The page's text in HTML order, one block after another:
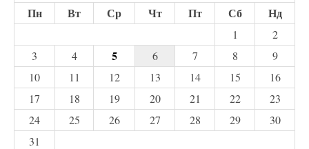
Пн
Вт Ср Чт Пт Сб Нд
1
2
3
4 5 6 7 8
9
10
11 12 13 14 15
16
17
18 19 20 21 22
23
24
25 26 27 28 29
30
31